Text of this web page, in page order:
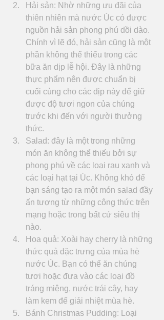
Hải sản: Nhờ những ưu đãi của
thiên nhiên mà nước Úc có được
nguồn hải sản phong phú dồi dào.
Chính vì lẽ đó, hải sản cũng là một
phần không thể thiếu trong các
bữa ăn dịp lễ hội. Đây là những
thực phẩm nên được chuẩn bị
cuối cùng cho các dịp này để giữ
được độ tươi ngon của chúng
trước khi đến với người thưởng
thức.
Salad: đây là một trong những
món ăn không thể thiếu bởi sự
phong phú về các loại rau xanh và
các loại hạt tại Úc. Không khó để
bạn sáng tạo ra một món salad đầy
ấn tượng từ những công thức trên
mạng hoặc trong bất cứ siêu thị
nào.
Hoa quả: Xoài hay cherry là những
thức quả đặc trưng của mùa hè
nước Úc. Bạn có thể ăn chúng
tươi hoặc đưa vào các loại đồ
tráng miệng, nước trái cây, hay
làm kem để giải nhiệt mùa hè.
Bánh Christmas Pudding: Loại